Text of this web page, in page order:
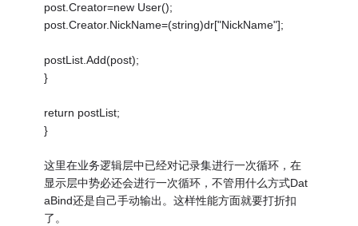
post.Creator=new User();
post.Creator.NickName=(string)dr["NickName"];
postList.Add(post);
}
return postList;
}
这里在业务逻辑层中已经对记录集进行一次循环，在
显示层中势必还会进行一次循环，不管用什么方式Dat
aBind还是自己手动输出。这样性能方面就要打折扣
了。